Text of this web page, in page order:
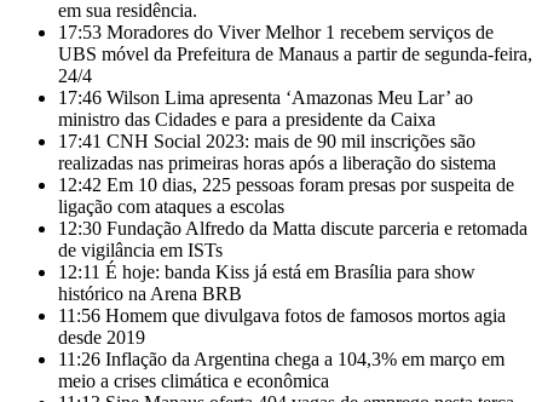
em sua residência.
17:53 Moradores do Viver Melhor 1 recebem serviços de
UBS móvel da Prefeitura de Manaus a partir de segunda-feira,
24/4
17:46 Wilson Lima apresenta ‘Amazonas Meu Lar’ ao
ministro das Cidades e para a presidente da Caixa
17:41 CNH Social 2023: mais de 90 mil inscrições são
realizadas nas primeiras horas após a liberação do sistema
12:42 Em 10 dias, 225 pessoas foram presas por suspeita de
ligação com ataques a escolas
12:30 Fundação Alfredo da Matta discute parceria e retomada
de vigilância em ISTs
12:11 É hoje: banda Kiss já está em Brasília para show
histórico na Arena BRB
11:56 Homem que divulgava fotos de famosos mortos agia
desde 2019
11:26 Inflação da Argentina chega a 104,3% em março em
meio a crises climática e econômica